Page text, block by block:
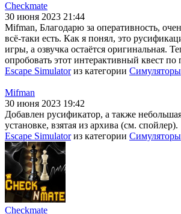
Checkmate
30 июня 2023 21:44
Mifman, Благодарю за оперативность,
всё-таки есть. Как я понял, это
игры, а озвучка остаётся оригинальная.
опробовать этот интерактивный квест по
Escape Simulatorиз категории Симуляторы
Mifman
30 июня 2023 19:42
Добавлен русификатор, а также
установке, взятая из архива (см. спойлер).
Escape Simulatorиз категории Симуляторы
Checkmate